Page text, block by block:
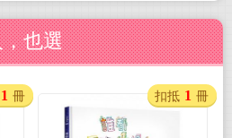
也選
1 冊 扣抵 1 冊